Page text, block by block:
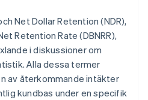
Net Dollar Retention (NDR),
Retention Rate (DBNRR),
i diskussioner om
Alla dessa termer
av återkommande intäkter
kundbas under en specifik